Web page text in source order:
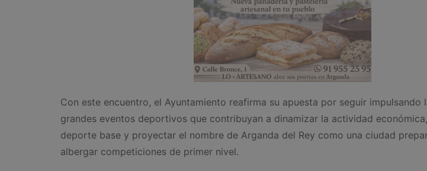
Con este encuentro, el Ayuntamiento reafirma su apuesta por seguir impulsando
grandes eventos deportivos que contribuyan a dinamizar la actividad
deporte base y proyectar el nombre de Arganda del Rey como una ciudad
albergar competiciones de primer nivel.